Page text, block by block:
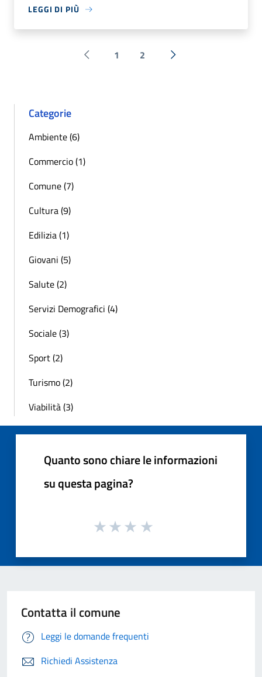
LEGGI DI PIÙ
Pagina precedente
1 2 Successiva »
Categorie
Ambiente (6)
Commercio (1)
Comune (7)
Cultura (9)
Edilizia (1)
Giovani (5)
Salute (2)
Servizi Demografici (4)
Sociale (3)
Sport (2)
Turismo (2)
Viabilità (3)
Quanto sono chiare le informazioni
su questa pagina?
Contatta il comune
Leggi le domande frequenti
Richiedi Assistenza